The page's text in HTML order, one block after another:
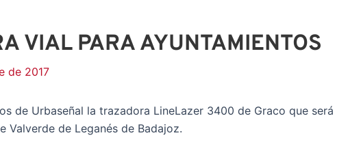
VIAL PARA AYUNTAMIENTOS
de 2017
de Urbaseñal la trazadora LineLazer 3400 de Graco que será
Valverde de Leganés de Badajoz.